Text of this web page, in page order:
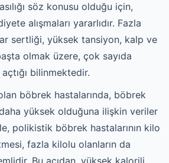
söz konusu olduğu için,
alışmaları yararlıdır. Fazla
sertliği, yüksek tansiyon, kalp ve
olmak üzere, çok sayıda
bilinmektedir.
böbrek hastalarında, böbrek
yüksek olduğuna ilişkin veriler
polikistik böbrek hastalarının kilo
fazla kilolu olanların da
Bu açıdan, yüksek kalorili